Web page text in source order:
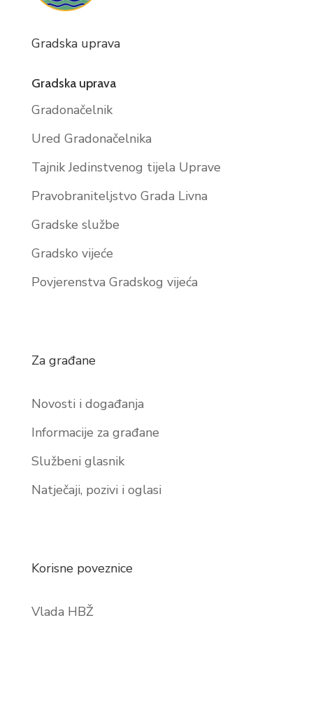
Gradska uprava
Gradska uprava
Gradonačelnik
Ured Gradonačelnika
Tajnik Jedinstvenog tijela Uprave
Pravobraniteljstvo Grada Livna
Gradske službe
Gradsko vijeće
Povjerenstva Gradskog vijeća
Za građane
Novosti i događanja
Informacije za građane
Službeni glasnik
Natječaji, pozivi i oglasi
Korisne poveznice
Vlada HBŽ